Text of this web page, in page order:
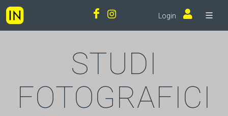
Login
STUDI
FOTOGRAFICI